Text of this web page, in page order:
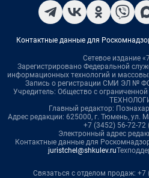
Контактные данные для
Сетевое издание
Зарегистрировано Федеральной
информационных технологий и
Запись о регистрации СМИ ЭЛ №
Учредитель: Общество с
Главный редактор:
Адрес редакции: 625000, г. Тюмень, ул.
+7 (3452) 56-72-72
Электронный адрес
Контактные данные для
juristchel@shkulev.ru
Связаться с отделом продаж: +7